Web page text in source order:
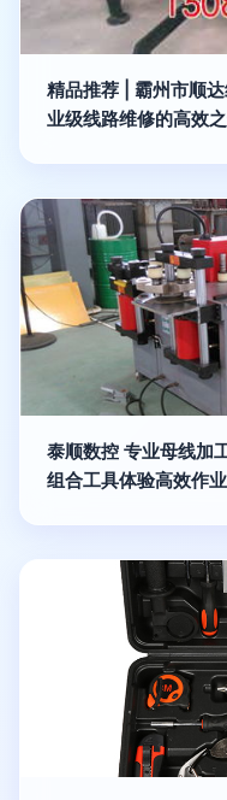
精品推荐 | 霸州市顺
业级线路维修的高效
泰顺数控 专业母线加
组合工具体验高效作业